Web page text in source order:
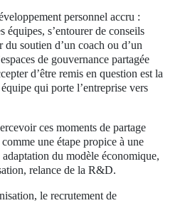
personnel accru :
équipes, s’entourer de conseils
du soutien d’un coach ou d’un
de gouvernance partagée
d’être remis en question est la
qui porte l’entreprise vers
ces moments de partage
une étape propice à une
du modèle économique,
relance de la R&D.
le recrutement de